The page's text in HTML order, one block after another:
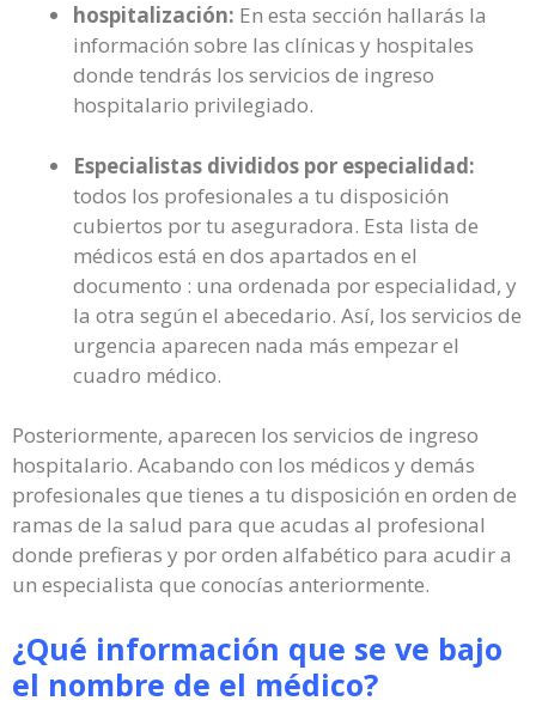
hospitalización: En esta sección hallarás la
información sobre las clínicas y hospitales
donde tendrás los servicios de ingreso
hospitalario privilegiado.
Especialistas divididos por especialidad:
todos los profesionales a tu disposición
cubiertos por tu aseguradora. Esta lista de
médicos está en dos apartados en el
documento : una ordenada por especialidad, y
la otra según el abecedario. Así, los servicios de
urgencia aparecen nada más empezar el
cuadro médico.
Posteriormente, aparecen los servicios de ingreso
hospitalario. Acabando con los médicos y demás
profesionales que tienes a tu disposición en orden de
ramas de la salud para que acudas al profesional
donde prefieras y por orden alfabético para acudir a
un especialista que conocías anteriormente.
¿Qué información que se ve bajo
el nombre de el médico?